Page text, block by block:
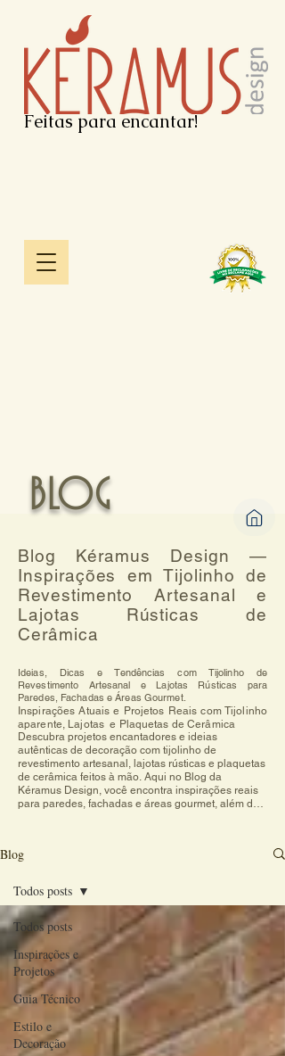
Feitas para encantar!
BLOG
Blog Kéramus Design —
Inspirações em Tijolinho de
Revestimento Artesanal e
Lajotas Rústicas de
Cerâmica
Ideias, Dicas e Tendências com Tijolinho de
Revestimento Artesanal e Lajotas Rústicas para
Paredes, Fachadas e Áreas Gourmet.
Inspirações Atuais e Projetos Reais com Tijolinho
aparente, Lajotas e Plaquetas de Cerâmica
Descubra projetos encantadores e ideias
autênticas de decoração com tijolinho de
revestimento artesanal, lajotas rústicas e plaquetas
de cerâmica feitos à mão. Aqui no Blog da
Kéramus Design, você encontra inspirações reais
para paredes, fachadas e áreas gourmet, além de
transforma qualquer ambiente em um espaço
Blog
Todos posts
Inspirações e
Projetos
Guia Técnico
Estilo e
Decoração
Todos posts